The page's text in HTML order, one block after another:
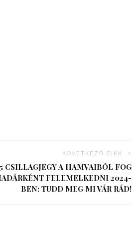
KÖVETKEZŐ CIKK
CSILLAGJEGY A HAMVAIBÓL FOG
FELEMELKEDNI 2024-
BEN: TUDD MEG MI VÁR RÁD!